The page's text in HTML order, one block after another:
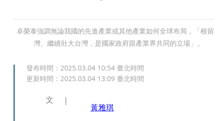
卓榮泰強調無論我國的先進產業或其他產業如何全球布局，「根留
灣、繼續壯大台灣，是國家政府跟產業界共同的立場」。
發布時間： 2025.03.04 10:54 臺北時間
更新時間： 2025.03.04 13:09 臺北時間
文
黃雅琪